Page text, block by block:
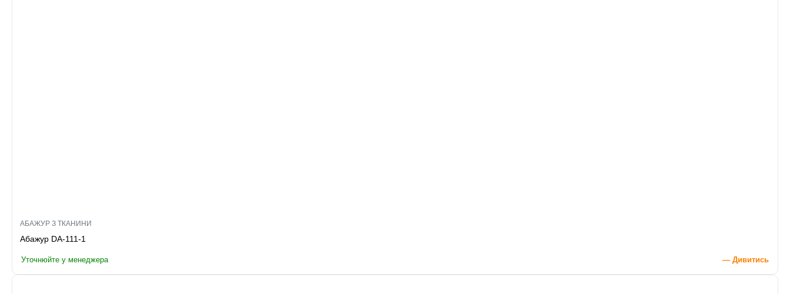
АБАЖУР З ТКАНИНИ
Абажур DA-111-1
Уточнюйте у менеджера — Дивитись